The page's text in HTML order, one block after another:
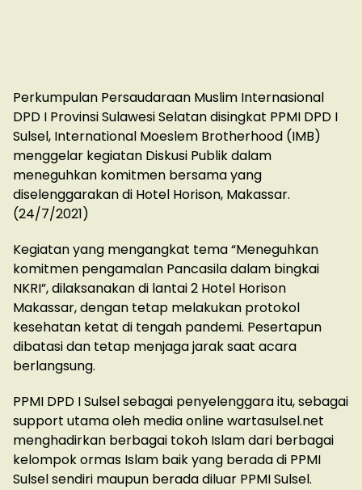
Perkumpulan Persaudaraan Muslim Internasional
DPD I Provinsi Sulawesi Selatan disingkat PPMI DPD I
Sulsel, International Moeslem Brotherhood (IMB)
menggelar kegiatan Diskusi Publik dalam
meneguhkan komitmen bersama yang
diselenggarakan di Hotel Horison, Makassar.
(24/7/2021)
Kegiatan yang mengangkat tema “Meneguhkan
komitmen pengamalan Pancasila dalam bingkai
NKRI”, dilaksanakan di lantai 2 Hotel Horison
Makassar, dengan tetap melakukan protokol
kesehatan ketat di tengah pandemi. Pesertapun
dibatasi dan tetap menjaga jarak saat acara
berlangsung.
PPMI DPD I Sulsel sebagai penyelenggara itu, sebagai
support utama oleh media online wartasulsel.net
menghadirkan berbagai tokoh Islam dari berbagai
kelompok ormas Islam baik yang berada di PPMI
Sulsel sendiri maupun berada diluar PPMI Sulsel.